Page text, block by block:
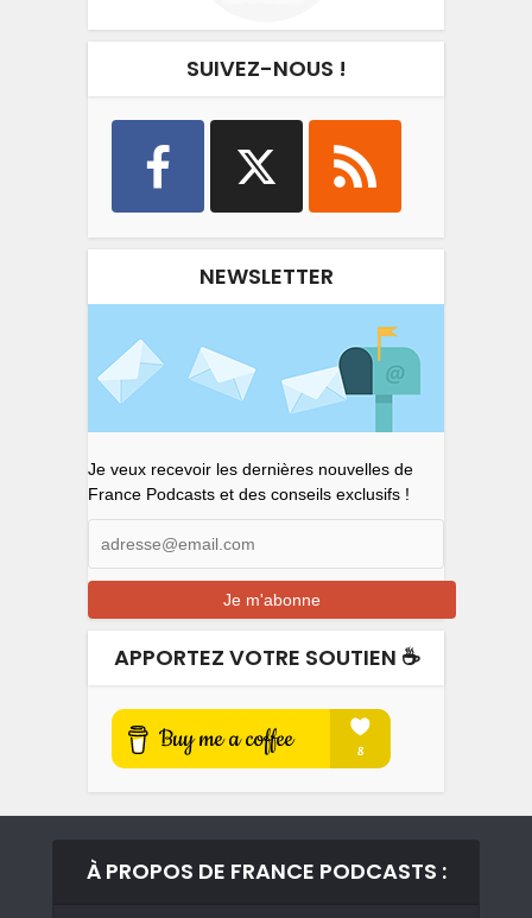
SUIVEZ-NOUS !
NEWSLETTER
Je veux recevoir les dernières nouvelles de
France Podcasts et des conseils exclusifs !
APPORTEZ VOTRE SOUTIEN ☕️
À PROPOS DE FRANCE PODCASTS :